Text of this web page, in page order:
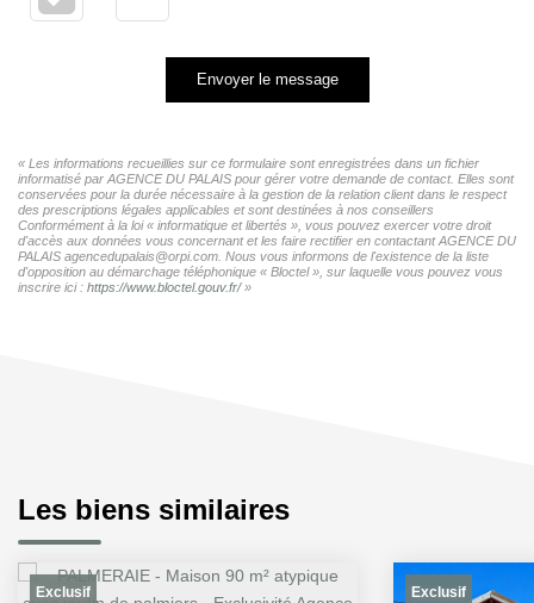
Envoyer le message
« Les informations recueillies sur ce formulaire sont enregistrées dans un fichier
informatisé par AGENCE DU PALAIS pour gérer votre demande de contact. Elles sont
conservées pour la durée nécessaire à la gestion de la relation client dans le respect
des prescriptions légales applicables et sont destinées à nos conseillers
Conformément à la loi « informatique et libertés », vous pouvez exercer votre droit
d'accès aux données vous concernant et les faire rectifier en contactant AGENCE DU
PALAIS agencedupalais@orpi.com. Nous vous informons de l'existence de la liste
d'opposition au démarchage téléphonique « Bloctel », sur laquelle vous pouvez vous
inscrire ici : https://www.bloctel.gouv.fr/»
Les biens similaires
Exclusif Exclusif